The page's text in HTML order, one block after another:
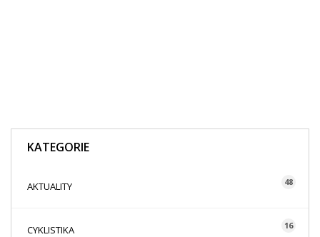
KATEGORIE
AKTUALITY 48
CYKLISTIKA 16